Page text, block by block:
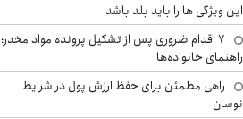
این ویژگی ها را باید بلد باشد
۷ اقدام ضروری پس از تشکیل پرونده مواد مخدر؛
راهنمای خانواده‌ها
راهی مطمئن برای حفظ ارزش پول در شرایط
نوسان